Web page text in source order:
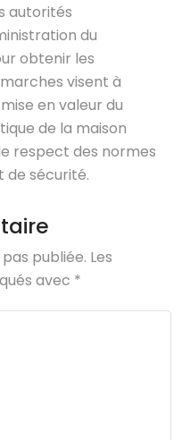
autorités
du
obtenir les
visent à
en valeur du
de la maison
respect des normes
sécurité.
publiée. Les
avec *